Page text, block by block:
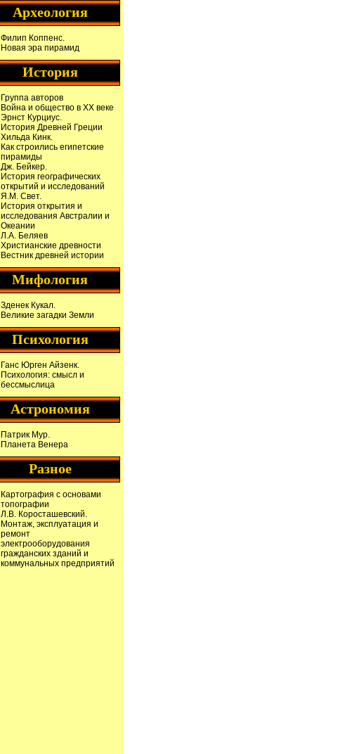
Археология
Филип Коппенс.
Новая эра пирамид
История
Группа авторов
Война и общество в XX веке
Эрнст Курциус.
История Древней Греции
Хильда Кинк.
Как строились египетские
пирамиды
Дж. Бейкер.
История географических
открытий и исследований
Я.М. Свет.
История открытия и
исследования Австралии и
Океании
Л.А. Беляев
Христианские древности
Вестник древней истории
Мифология
Зденек Кукал.
Великие загадки Земли
Психология
Ганс Юрген Айзенк.
Психология: смысл и
бессмыслица
Астрономия
Патрик Мур.
Планета Венера
Разное
Картография с основами
топографии
Л.В. Коросташевский.
Монтаж, эксплуатация и
ремонт
электрооборудования
гражданских зданий и
коммунальных предприятий